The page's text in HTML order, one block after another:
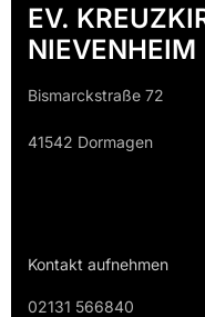
EV.
NIEVENHEIM
Bismarckstraße 72
41542 Dormagen
Kontakt aufnehmen
02131 566840